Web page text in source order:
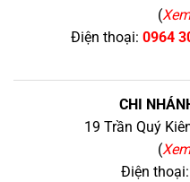
(
Điện thoại: 0964
CHI
19 Trần Quý
(
Điện thoại: